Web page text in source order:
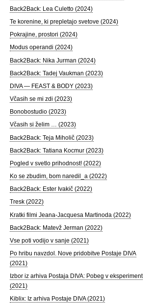
Back2Back: Lea Culetto (2024)
Te korenine, ki prepletajo svetove (2024)
Pokrajine, prostori (2024)
Modus operandi (2024)
Back2Back: Nika Jurman (2024)
Back2Back: Tadej Vaukman (2023)
DIVA — FEAST & BODY (2023)
Včasih se mi zdi (2023)
Bonobostudio (2023)
Včasih si želim … (2023)
Back2Back: Teja Miholič (2023)
Back2Back: Tatiana Kocmur (2023)
Pogled v svetlo prihodnost! (2022)
Ko se zbudim, bom naredil_a (2022)
Back2Back: Ester Ivakič (2022)
Tresk (2022)
Kratki filmi Jeana-Jacquesa Martinoda (2022)
Back2Back: Matevž Jerman (2022)
Vse poti vodijo v sanje (2021)
Po hribu navzdol. Nove pridobitve Postaje DIVA
(2021)
Izbor iz arhiva Postaja DIVA: Pobeg v eksperiment
(2021)
Kiblix: Iz arhiva Postaje DIVA (2021)